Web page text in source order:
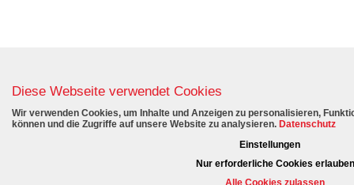
Diese Webseite verwendet Cookies
Wir verwenden Cookies, um Inhalte und Anzeigen zu personalisieren,
können und die Zugriffe auf unsere Website zu analysieren. Datenschutz
Einstellungen
Nur erforderliche Cookies erlauben
Alle Cookies zulassen